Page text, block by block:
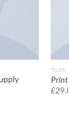
TOPS
Print
£